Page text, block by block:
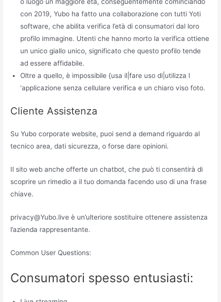
con 2019, Yubo ha fatto una collaborazione con tutti Yoti
software, che abilita verifica l’età di consumatori dal loro
profilo immagine. Utenti che hanno morto la verifica ottiene
un unico giallo unico, significato che questo profilo tende
ad essere affidabile.
Oltre a quello, è impossibile {usa il|fare uso di|utilizza l
‘applicazione senza cellulare verifica e un chiaro viso foto.
Cliente Assistenza
Su Yubo corporate website, puoi send a demand riguardo al
tecnico area, dati sicurezza, o forse dare opinioni.
Il sito web anche offerte un chatbot, che può ti consentirà di
scoprire un rimedio a il tuo domanda facendo uso di una frase
chiave.
privacy@Yubo.live è un’ulteriore sostituire ottenere assistenza
l’azienda rappresentante.
Common User Questions:
Consumatori spesso entusiasti: